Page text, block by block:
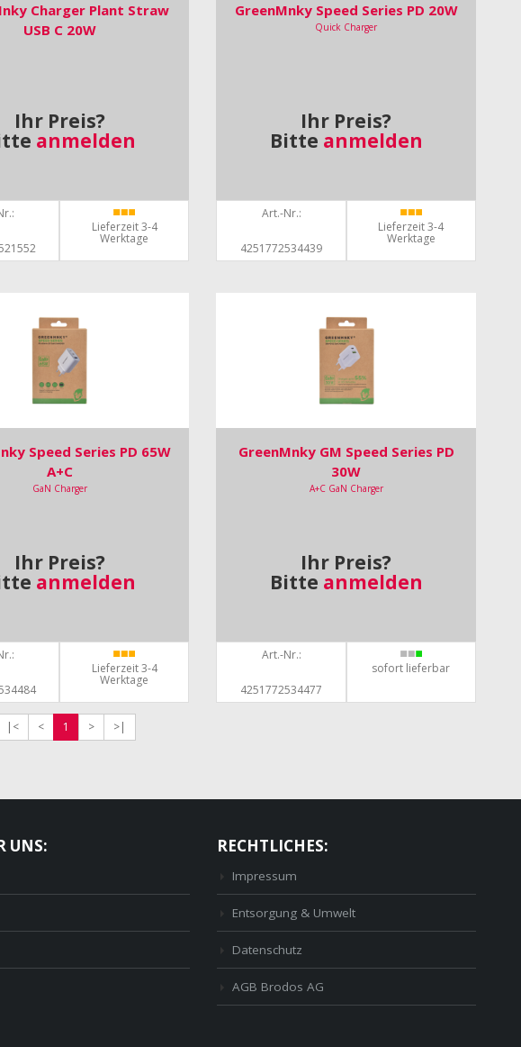
Charger Plant Straw
USB C 20W
Ihr Preis?
anmelden
Lieferzeit 3-4
Werktage
GreenMnky Speed Series PD 20W
Quick Charger
Ihr Preis?
Bitte anmelden
Art.-Nr.:
4251772534439
Lieferzeit 3-4
Werktage
Speed Series PD 65W
A+C
GaN Charger
Ihr Preis?
anmelden
Lieferzeit 3-4
Werktage
GreenMnky GM Speed Series PD
30W
A+C GaN Charger
Ihr Preis?
Bitte anmelden
Art.-Nr.:
4251772534477
sofort lieferbar
|< < 1 > >|
UNS: RECHTLICHES:
Impressum
Entsorgung & Umwelt
Datenschutz
AGB Brodos AG